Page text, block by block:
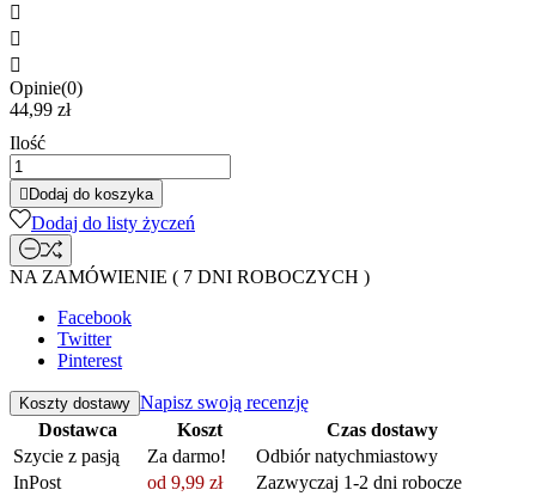



Opinie(0)
44,99 zł
Ilość
 Dodaj do koszyka
Dodaj do listy życzeń
NA ZAMÓWIENIE ( 7 DNI ROBOCZYCH )
Facebook
Twitter
Pinterest
Koszty dostawy Napisz swoją recenzję
Dostawca
Koszt
Czas dostawy
Szycie z pasją
Za darmo!
Odbiór natychmiastowy
InPost
od 9,99 zł
Zazwyczaj 1-2 dni robocze